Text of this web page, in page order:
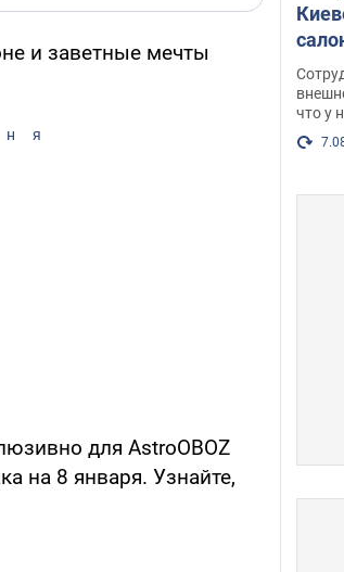
и заветные мечты
для AstroOBOZ
на 8 января. Узнайте,
Фото
что у